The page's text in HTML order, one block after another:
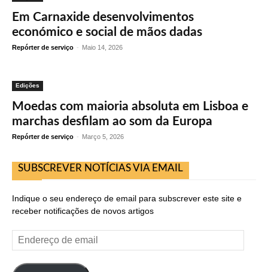
Em Carnaxide desenvolvimentos
económico e social de mãos dadas
Repórter de serviço - Maio 14, 2026
Edições
Moedas com maioria absoluta em Lisboa e
marchas desfilam ao som da Europa
Repórter de serviço - Março 5, 2026
SUBSCREVER NOTÍCIAS VIA EMAIL
Indique o seu endereço de email para subscrever este site e
receber notificações de novos artigos
Endereço
de